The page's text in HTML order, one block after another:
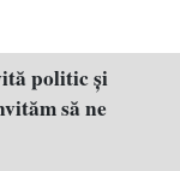
politic şi
să ne